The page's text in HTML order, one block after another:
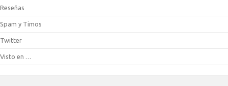
Reseñas
Spam y Timos
Twitter
Visto en …